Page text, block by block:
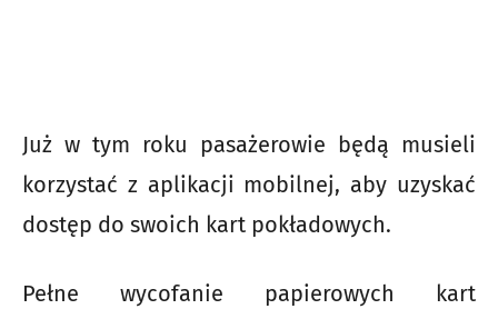
Już w tym roku pasażerowie będą musieli
korzystać z aplikacji mobilnej, aby uzyskać
dostęp do swoich kart pokładowych.
Pełne wycofanie papierowych kart